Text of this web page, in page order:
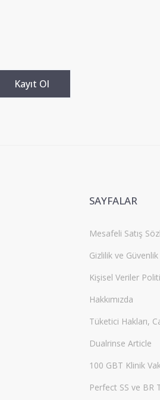
Kayıt Ol
SAYFALAR
Mesafeli Satış
Gizlilik ve Güvenlik
Kişisel Veriler
Hakkımızda
Tüketici Hakları,
Dualrinse Article
100 GBT Klinik
Perfect SS ve BR